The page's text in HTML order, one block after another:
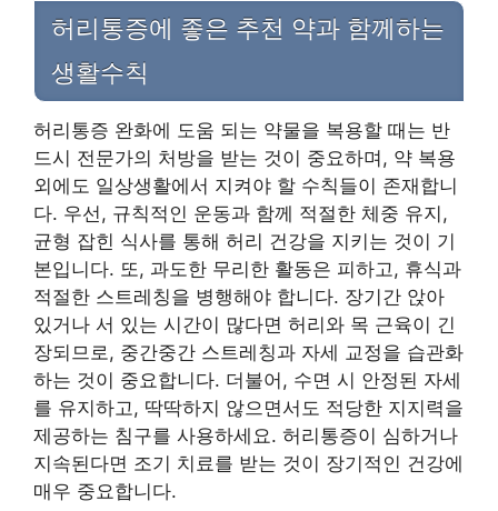
허리통증에 좋은 추천 약과 함께하는
생활수칙
허리통증 완화에 도움 되는 약물을 복용할 때는 반
드시 전문가의 처방을 받는 것이 중요하며, 약 복용
외에도 일상생활에서 지켜야 할 수칙들이 존재합니
다. 우선, 규칙적인 운동과 함께 적절한 체중 유지,
균형 잡힌 식사를 통해 허리 건강을 지키는 것이 기
본입니다. 또, 과도한 무리한 활동은 피하고, 휴식과
적절한 스트레칭을 병행해야 합니다. 장기간 앉아
있거나 서 있는 시간이 많다면 허리와 목 근육이 긴
장되므로, 중간중간 스트레칭과 자세 교정을 습관화
하는 것이 중요합니다. 더불어, 수면 시 안정된 자세
를 유지하고, 딱딱하지 않으면서도 적당한 지지력을
제공하는 침구를 사용하세요. 허리통증이 심하거나
지속된다면 조기 치료를 받는 것이 장기적인 건강에
매우 중요합니다.